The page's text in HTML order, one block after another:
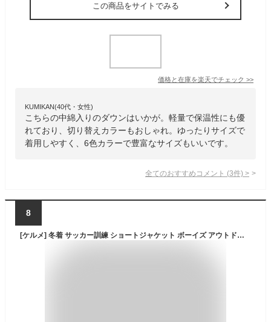
この商品をサイトでみる
価格と在庫を楽天でチェック >>
KUMIKAN(40代・女性)
こちらの中綿入りのダウンはいかが。軽量で保温性にも優
れており、切り替えカラーもおしゃれ。ゆったりサイズで
着用しやすく、6色カラーで豊富なサイズもいいです。
全てのおすすめコメント (3件) >
8
[ケルメ] 冬着 サッカー訓練 ショートジャケット ボーイズ アウトドアコート (ブラック, 160cm)